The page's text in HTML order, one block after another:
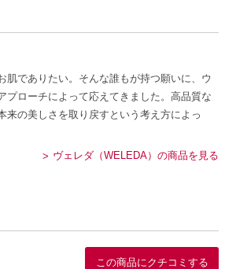
でありたい。そんな誰もが持つ願いに、ウ
プローチによって応えてきました。高品質な
の美しさを取り戻すという考え方によっ
ヴェレダ（WELEDA）の商品を見る
この商品にクチコミする